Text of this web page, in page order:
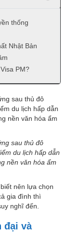
thống
Nhật Bản
PM?
sau thủ đô
du lịch hấp dẫn
nền văn hóa ẩm
sau thủ đô
du lịch hấp dẫn
nền văn hóa ẩm
nên lựa chọn
gia đình thì
nghĩ đến.
đại và